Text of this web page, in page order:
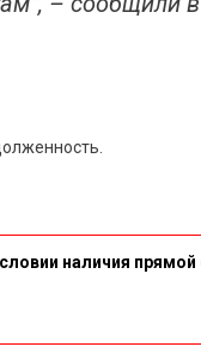
наличия